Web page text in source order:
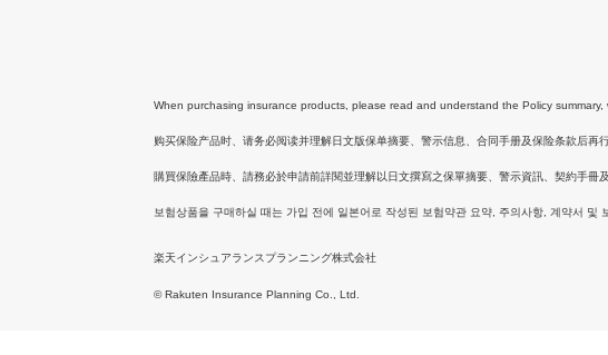
When purchasing insurance products, please read and understand the Policy
购买保险产品时、请务必阅读并理解日文版保单摘要、警示信息、合同手册及保险条款后再
購買保險產品時、請務必於申請前詳閱並理解以日文撰寫之保單摘要、警示資訊、契約手冊
보험상품을 구매하실 때는 가입 전에 일본어로 작성된 보험약관 요약, 주의사항, 계약서 및
楽天インシュアランスプランニング株式会社
© Rakuten Insurance Planning Co., Ltd.